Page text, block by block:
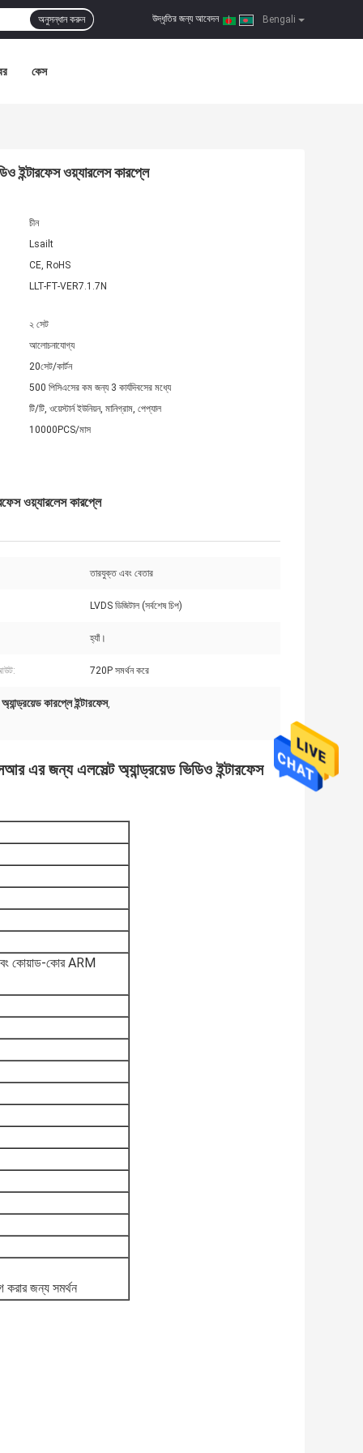
Bengali
উদ্ধৃতির জন্য আবেদন |
অনুসন্ধান করুন
কেস
ওয়্যারলেস কারপ্লে
চীন
Lsailt
CE, RoHS
LLT-FT-VER7.1.7N
২ সেট
আলোচনাযোগ্য
20সেট/কার্টন
500 পিসিএসের কম জন্য 3 কার্যদিবসের মধ্যে
টি/টি, ওয়েস্টার্ন ইউনিয়ন, মানিগ্রাম, পেপ্যাল
10000PCS/মাস
ওয়্যারলেস কারপ্লে
তারযুক্ত এবং বেতার
LVDS ডিজিটাল (সর্বশেষ চিপ)
হ্যাঁ।
720P সমর্থন করে
কারপ্লে ইন্টারফেস,
এর জন্য এলসেল্ট অ্যান্ড্রয়েড ভিডিও ইন্টারফেস
কোয়াড-কোর ARM
করার জন্য সমর্থন